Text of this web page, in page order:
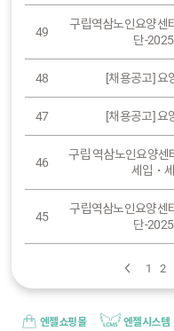
49
구립역삼노인요양센
단-
48 [채용공고] 요
47 [채용공고] 요
46
구립 역삼노인요양센
세입・
45
구립역삼노인요양센
단-
1 2
엔젤쇼핑몰 엔젤시스템